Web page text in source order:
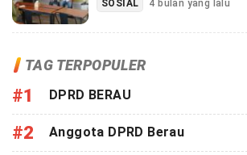
SOSIAL 4 bulan yang lalu
TAG TERPOPULER
#1 DPRD BERAU
#2 Anggota DPRD Berau